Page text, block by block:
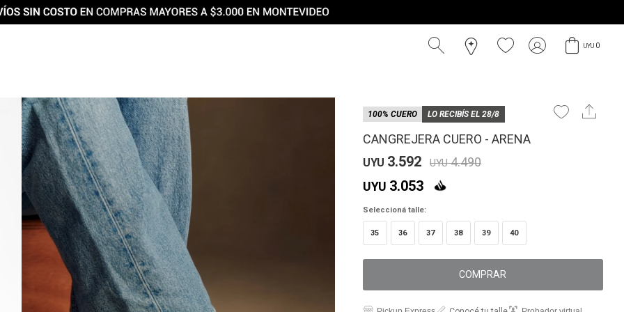
UYU 0
100% CUERO LO RECIBÍS EL 28/8
CANGREJERA CUERO - ARENA
UYU 3.592 UYU 4.490
UYU 3.053
Seleccioná talle:
35 36 37 38 39 40
COMPRAR